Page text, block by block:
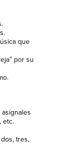
que
por su
etc.
tres,